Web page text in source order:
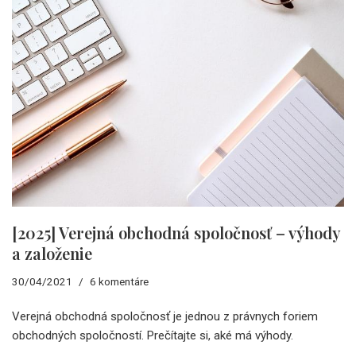
[2025] Verejná obchodná spoločnosť – výhody
a založenie
30/04/2021 6 komentáre
Verejná obchodná spoločnosť je jednou z právnych foriem
obchodných spoločností. Prečítajte si, aké má výhody.